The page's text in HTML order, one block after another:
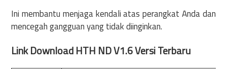
Ini membantu menjaga kendali atas perangkat Anda dan
mencegah gangguan yang tidak diinginkan.
Link DownloadHTH ND V1.6 Versi Terbaru